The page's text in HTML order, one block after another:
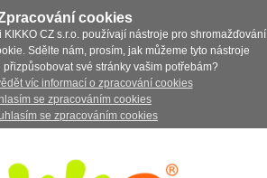
cookies
CZ s.r.o. používají nástroje pro shromažďování
Sdělte nám, prosím, jak můžeme tyto nástroje
své stránky vašim potřebám?
víc informací o zpracování cookies
se zpracováním cookies
se zpracováním cookies